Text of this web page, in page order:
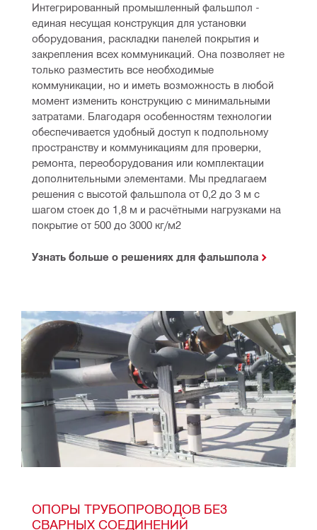
Интегрированный промышленный фальшпол -
единая несущая конструкция для установки
оборудования, раскладки панелей покрытия и
закрепления всех коммуникаций. Она позволяет не
только разместить все необходимые
коммуникации, но и иметь возможность в любой
момент изменить конструкцию с минимальными
затратами. Благодаря особенностям технологии
обеспечивается удобный доступ к подпольному
пространству и коммуникациям для проверки,
ремонта, переоборудования или комплектации
дополнительными элементами. Мы предлагаем
решения с высотой фальшпола от 0,2 до 3 м с
шагом стоек до 1,8 м и расчётными нагрузками на
покрытие от 500 до 3000 кг/м2
Узнать больше о решениях для фальшпола
ОПОРЫ ТРУБОПРОВОДОВ БЕЗ
СВАРНЫХ СОЕДИНЕНИЙ